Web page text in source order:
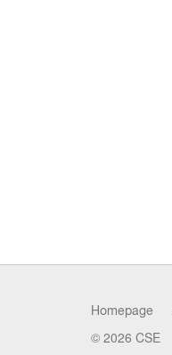
Homepage
© 2026 CSE